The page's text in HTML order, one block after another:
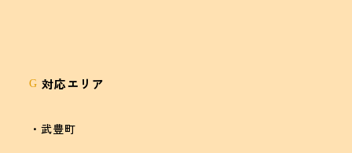
G 対応エリア
・武豊町